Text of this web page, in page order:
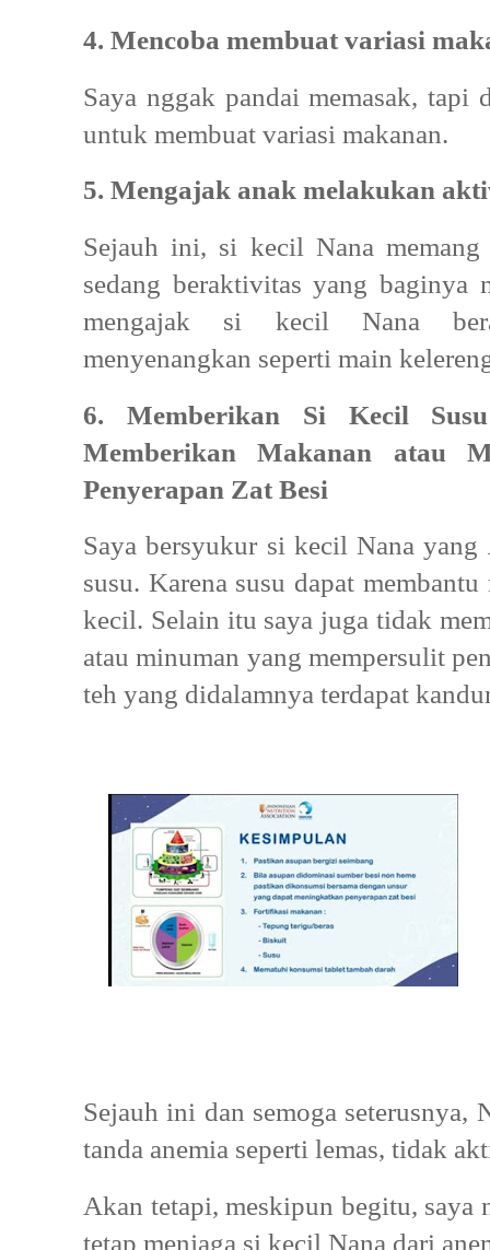
4. Mencoba membuat variasi
Saya nggak pandai memasak,
untuk membuat variasi makanan.
5. Mengajak anak melakukan
Sejauh ini, si kecil Nana
sedang beraktivitas yang baginya
mengajak si kecil Nana
menyenangkan seperti main
6. Memberikan Si Kecil
Memberikan Makanan atau
Penyerapan Zat Besi
Saya bersyukur si kecil Nana yang
susu. Karena susu dapat
kecil. Selain itu saya juga tidak
atau minuman yang mempersulit
teh yang didalamnya terdapat
Sejauh ini dan semoga seterusnya,
tanda anemia seperti lemas, tidak
Akan tetapi, meskipun begitu, saya
tetap menjaga si kecil Nana dari